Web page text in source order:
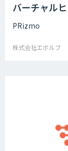
バーチャル
PRizmo
株式会社エボルブ